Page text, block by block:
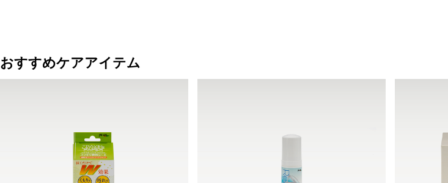
おすすめケアアイテム